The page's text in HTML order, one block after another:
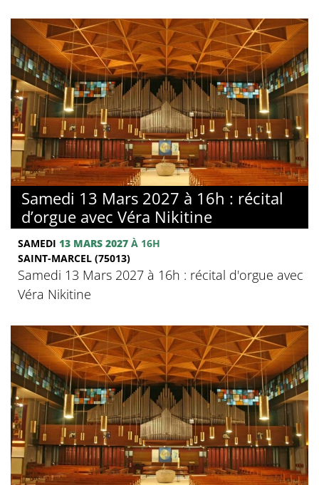
Samedi 13 Mars 2027 à 16h : récital
d’orgue avec Véra Nikitine
SAMEDI 13 MARS 2027 À 16H
SAINT-MARCEL (75013)
Samedi 13 Mars 2027 à 16h : récital d'orgue avec
Véra Nikitine